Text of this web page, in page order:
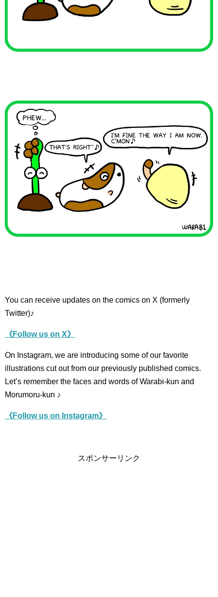
You can receive updates on the comics on X (formerly
Twitter)♪
《Follow us on X》
On Instagram, we are introducing some of our favorite
illustrations cut out from our previously published comics.
Let’s remember the faces and words of Warabi-kun and
Morumoru-kun ♪
《Follow us on Instagram》
スポンサーリンク